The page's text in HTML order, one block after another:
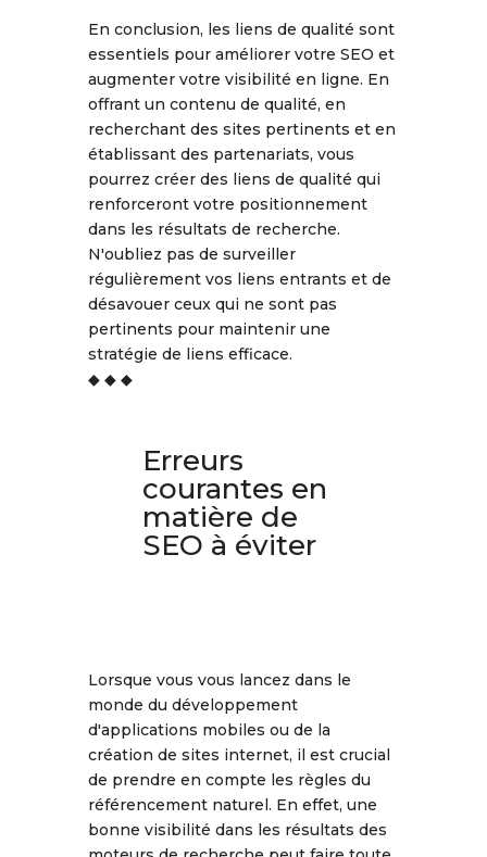
En conclusion, les liens de qualité sont
essentiels pour améliorer votre SEO et
augmenter votre visibilité en ligne. En
offrant un contenu de qualité, en
recherchant des sites pertinents et en
établissant des partenariats, vous
pourrez créer des liens de qualité qui
renforceront votre positionnement
dans les résultats de recherche.
N'oubliez pas de surveiller
régulièrement vos liens entrants et de
désavouer ceux qui ne sont pas
pertinents pour maintenir une
stratégie de liens efficace.
◆ ◆ ◆
Erreurs
courantes en
matière de
SEO à éviter
Lorsque vous vous lancez dans le
monde du développement
d'applications mobiles ou de la
création de sites internet, il est crucial
de prendre en compte les règles du
référencement naturel. En effet, une
bonne visibilité dans les résultats des